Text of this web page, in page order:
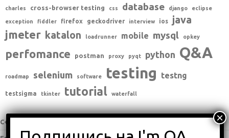
charles cross-browser testing css database django eclipse
exception fiddler firefox geckodriver interview ios java
jmeter katalon loadrunner mobile mysql opkey
perfomance postman proxy pyqt python Q&A
roadmap selenium software testing testng
testsigma tkinter tutorial waterfall
C++